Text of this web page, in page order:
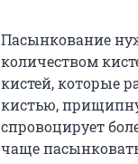
Пасынкование
количеством
кистей, которые
кистью,
спровоцирует
чаще